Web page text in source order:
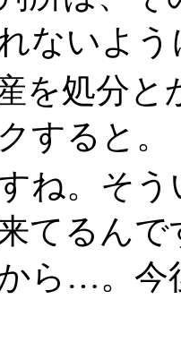
ないよ
を処分
すると。
ね。そ
てるん
ら…。今